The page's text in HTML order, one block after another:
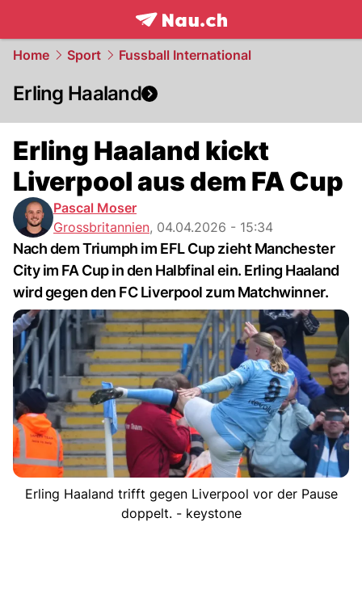
frontpage.NAU.ch
Home Sport Fussball International
Erling Haaland
Erling Haaland kickt
Liverpool aus dem FA Cup
Pascal Moser
Grossbritannien, 04.04.2026 - 15:34
Nach dem Triumph im EFL Cup zieht Manchester
City im FA Cup in den Halbfinal ein. Erling Haaland
wird gegen den FC Liverpool zum Matchwinner.
Erling Haaland trifft gegen Liverpool vor der Pause
doppelt. - keystone